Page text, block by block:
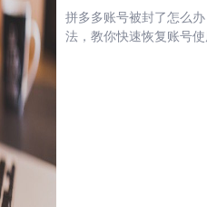
拼多多账号被封了怎么
法，教你快速恢复账号